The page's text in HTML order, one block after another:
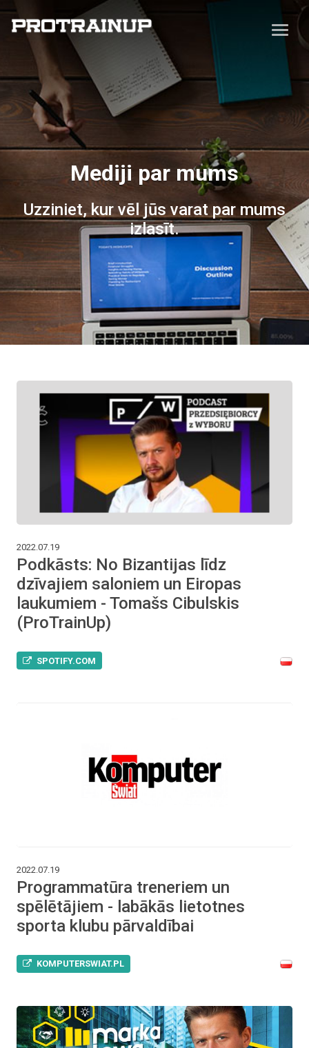
Mediji par mums
Uzziniet, kur vēl jūs varat par mums
izlasīt.
2022.07.19
Podkāsts: No Bizantijas līdz
dzīvajiem saloniem un Eiropas
laukumiem - Tomašs Cibulskis
(ProTrainUp)
SPOTIFY.COM
2022.07.19
Programmatūra treneriem un
spēlētājiem - labākās lietotnes
sporta klubu pārvaldībai
KOMPUTERSWIAT.PL